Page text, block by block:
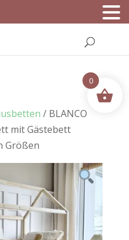
/ BLANCO
mit Gästebett
Größen
0